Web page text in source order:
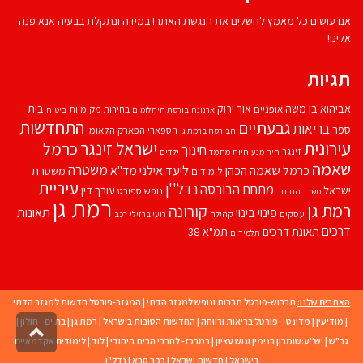
אנו עושים כל מאמץ להשלים את הנגשת האתר! במידה ונתקלת בבעיה אנא פנה
אלינו!
תגיות
אביהוא בן משהאופניים אור ירוק ארנונה בורסת היהלומים בחירות מקומיות ביטוח בית
ספרבריאותגבעתיים הבורסה ברמת גן הספארי הפארק הלאומי התחדשות
עירוניתזינגר חיה מנע חיות מחמד חינוך ילדים ישראל זינגרכרמל
שאמה כרמל שאמה הכהן לימודים ליעד אילנימד''אמשטרה משטרת
ישראל משרד החינוך מתחם הבורסהנדל''ן נופש ספורט עורך דין עיריית
רמת גן עסקים פינוי בינוי קהילה קורונה רועי ברזילי רכב רמת גן תאונות
דרכים תאונת דרכים תלמידים תמ"א 38
האתרים שלנו: תרבוש-פורטל תרבות ונופש למגזר הדתי | המגזר-פורטל חדשות למגזר הדתי
| מודיעין | מדינט – פורטל בריאות ורווחה | החדשות הטובות בישראל | רמת גן |בת ים - חולון |
גב"ש | יש''ע:שומרון בנימין וגוש עציון |במרכז- לחברי הבית היהודי |לוד |לימודים אקדמאיים
בישראל | חדשות ישראל | כפר סבא | נדל"ן